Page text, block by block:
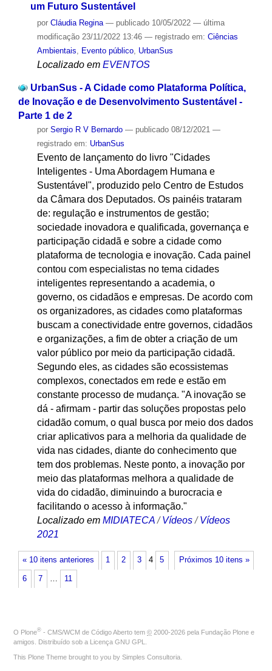
um Futuro Sustentável
por Cláudia Regina — publicado10/05/2022 — última
modificação23/11/2022 13:46 — registrado em: Ciências
Ambientais
Evento público, UrbanSus
Localizado em EVENTOS
UrbanSus - A Cidade como Plataforma Política,
de Inovação e de Desenvolvimento Sustentável -
Parte 1 de 2
por Sergio R V Bernardo — publicado08/12/2021 —
registrado em: UrbanSus
Evento de lançamento do livro "Cidades
Inteligentes - Uma Abordagem Humana e
Sustentável", produzido pelo Centro de Estudos
da Câmara dos Deputados. Os painéis trataram
de: regulação e instrumentos de gestão;
sociedade inovadora e qualificada, governança e
participação cidadã e sobre a cidade como
plataforma de tecnologia e inovação. Cada painel
contou com especialistas no tema cidades
inteligentes representando a academia, o
governo, os cidadãos e empresas. De acordo com
os organizadores, as cidades como plataformas
buscam a conectividade entre governos, cidadãos
e organizações, a fim de obter a criação de um
valor público por meio da participação cidadã.
Segundo eles, as cidades são ecossistemas
complexos, conectados em rede e estão em
constante processo de mudança. "A inovação se
dá - afirmam - partir das soluções propostas pelo
cidadão comum, o qual busca por meio dos dados
criar aplicativos para a melhoria da qualidade de
vida nas cidades, diante do conhecimento que
tem dos problemas. Neste ponto, a inovação por
meio das plataformas melhora a qualidade de
vida do cidadão, diminuindo a burocracia e
facilitando o acesso à informação."
Localizado em MIDIATECA /Vídeos /Vídeos
2021
« 10 itens anteriores Próximos 10 itens »
1 2 3 4 5
6 7 … 11
O Plone® - CMS/WCM de Código Aberto tem © 2000-2026 pela Fundação Plone e
amigos. Distribuído sob a Licença GNU GPL
This Plone Theme brought to you by Simples Consultoria